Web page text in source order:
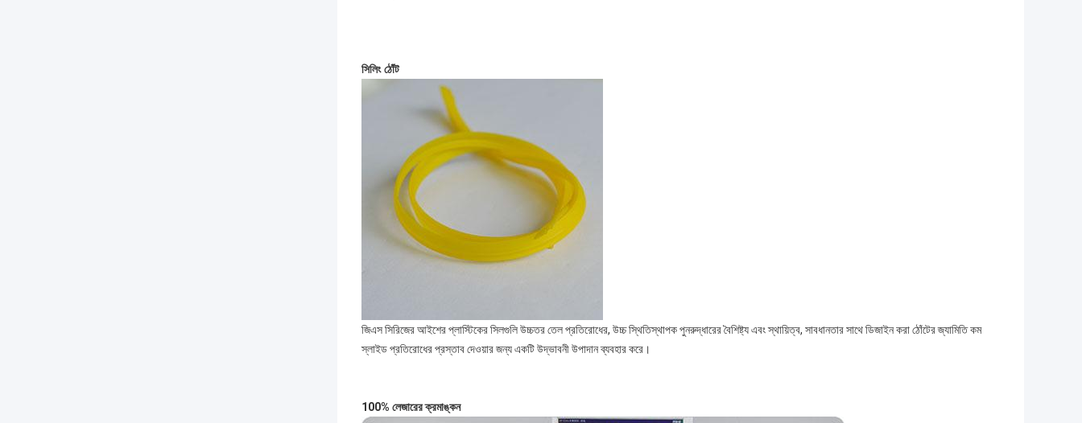
সিলিং ঠোঁট
জিএস সিরিজের আইশের প্লাস্টিকের সিলগুলি উচ্চতর তেল প্রতিরোধের, উচ্চ স্থিতিস্থাপক পুনরুদ্ধারের বৈশিষ্ট্য এবং স্থায়িত্ব, সাবধানতার সাথে ডিজাইন করা ঠোঁটের জ্যামিতি কম
স্লাইড প্রতিরোধের প্রস্তাব দেওয়ার জন্য একটি উদ্ভাবনী উপাদান ব্যবহার করে।
100% লেজারের ক্রমাঙ্কন